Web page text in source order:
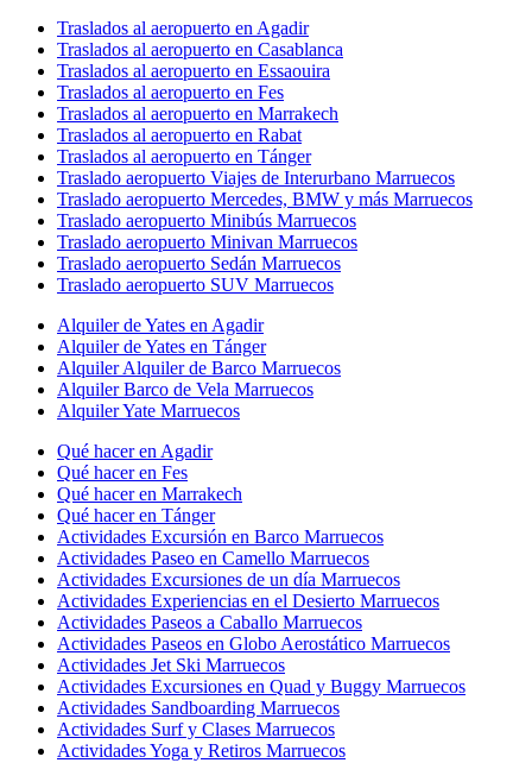
Traslados al aeropuerto en Agadir
Traslados al aeropuerto en Casablanca
Traslados al aeropuerto en Essaouira
Traslados al aeropuerto en Fes
Traslados al aeropuerto en Marrakech
Traslados al aeropuerto en Rabat
Traslados al aeropuerto en Tánger
Traslado aeropuerto Viajes de Interurbano Marruecos
Traslado aeropuerto Mercedes, BMW y más Marruecos
Traslado aeropuerto Minibús Marruecos
Traslado aeropuerto Minivan Marruecos
Traslado aeropuerto Sedán Marruecos
Traslado aeropuerto SUV Marruecos
Alquiler de Yates en Agadir
Alquiler de Yates en Tánger
Alquiler Alquiler de Barco Marruecos
Alquiler Barco de Vela Marruecos
Alquiler Yate Marruecos
Qué hacer en Agadir
Qué hacer en Fes
Qué hacer en Marrakech
Qué hacer en Tánger
Actividades Excursión en Barco Marruecos
Actividades Paseo en Camello Marruecos
Actividades Excursiones de un día Marruecos
Actividades Experiencias en el Desierto Marruecos
Actividades Paseos a Caballo Marruecos
Actividades Paseos en Globo Aerostático Marruecos
Actividades Jet Ski Marruecos
Actividades Excursiones en Quad y Buggy Marruecos
Actividades Sandboarding Marruecos
Actividades Surf y Clases Marruecos
Actividades Yoga y Retiros Marruecos